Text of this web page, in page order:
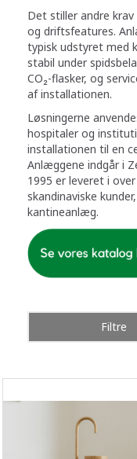
Det stiller andre
og driftsfeatures.
typisk udstyret med
stabil under
CO₂-flasker, og
af installationen.
Løsningerne
hospitaler og
installationen til en
Anlæggene indgår i
1995 er leveret i
skandinaviske
kantineanlæg.
Filtre